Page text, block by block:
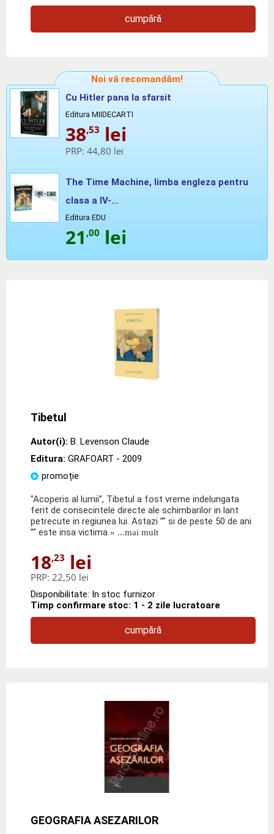
cumpără
Noi vă recomandăm!
Cu Hitler pana la sfarsit
Editura MIIDECARTI
38,53 lei
PRP: 44,80 lei
The Time Machine, limba engleza pentru
clasa a IV-...
Editura EDU
21 ,00 lei
Tibetul
Autor(i): B. Levenson Claude
Editura: GRAFOART - 2009
promoție
"Acoperis al lumii”, Tibetul a fost vreme indelungata
ferit de consecintele directe ale schimbarilor in lant
petrecute in regiunea lui. Astazi ”" si de peste 50 de ani
”" este insa victima » ...mai mult
18,23 lei
PRP: 22,50 lei
Disponibilitate: In stoc furnizor
Timp confirmare stoc: 1 - 2 zile lucratoare
cumpără
GEOGRAFIA ASEZARILOR